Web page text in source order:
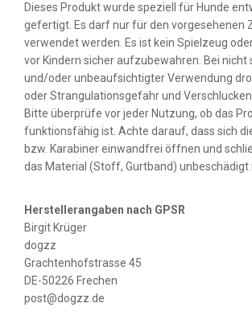
Dieses Produkt wurde speziell für Hunde
gefertigt. Es darf nur für den vorgesehenen
verwendet werden. Es ist kein Spielzeug
vor Kindern sicher aufzubewahren. Bei
und/oder unbeaufsichtigter Verwendung
oder Strangulationsgefahr und
Bitte überprüfe vor jeder Nutzung, ob das
funktionsfähig ist. Achte darauf, dass sich
bzw. Karabiner einwandfrei öffnen und
das Material (Stoff, Gurtband) unbeschädigt
Herstellerangaben nach GPSR
Birgit Krüger
dogzz
Grachtenhofstrasse 45
DE-50226 Frechen
post@dogzz.de